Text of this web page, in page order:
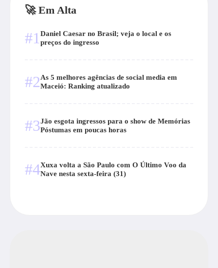
🚀 Em Alta
#1 Daniel Caesar no Brasil; veja o local e os
preços do ingresso
#2As 5 melhores agências de social media em
Maceió: Ranking atualizado
#3Jão esgota ingressos para o show de Memórias
Póstumas em poucas horas
#4Xuxa volta a São Paulo com O Último Voo da
Nave nesta sexta-feira (31)